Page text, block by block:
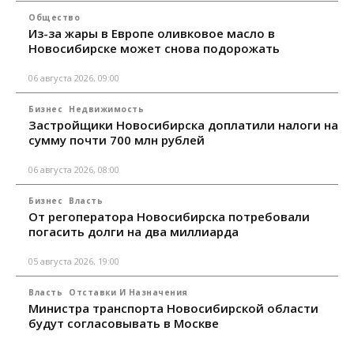
Общество
Из-за жары в Европе оливковое масло в
Новосибирске может снова подорожать
06 августа 2026, 09:00
Бизнес Недвижимость
Застройщики Новосибирска доплатили налоги на
сумму почти 700 млн рублей
06 августа 2026, 08:00
Бизнес Власть
От регоператора Новосибирска потребовали
погасить долги на два миллиарда
05 августа 2026, 19:00
Власть Отставки И Назначения
Министра транспорта Новосибирской области
будут согласовывать в Москве